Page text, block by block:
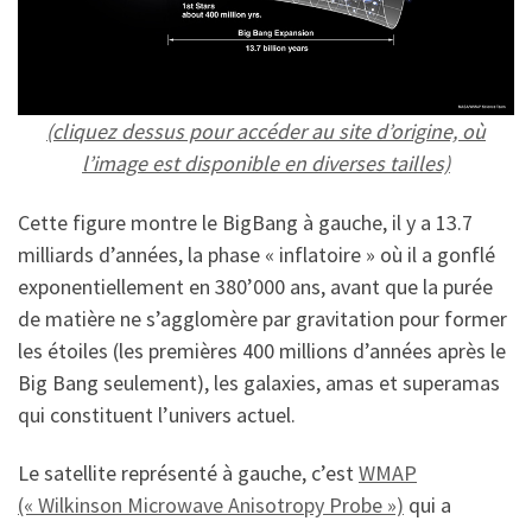
(cliquez dessus pour accéder au site d’origine, où
l’image est disponible en diverses tailles)
Cette figure montre le BigBang à gauche, il y a 13.7
milliards d’années, la phase « inflatoire » où il a gonflé
exponentiellement en 380’000 ans, avant que la purée
de matière ne s’agglomère par gravitation pour former
les étoiles (les premières 400 millions d’années après le
Big Bang seulement), les galaxies, amas et superamas
qui constituent l’univers actuel.
Le satellite représenté à gauche, c’estWMAP
(« Wilkinson Microwave Anisotropy Probe ») qui a